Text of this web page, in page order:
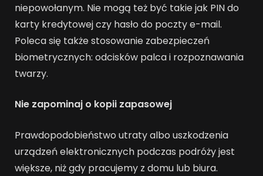
niepowołanym. Nie mogą też być takie jak PIN do
karty kredytowej czy hasło do poczty e-mail.
Poleca się także stosowanie zabezpieczeń
biometrycznych: odcisków palca i rozpoznawania
twarzy.
Nie zapominaj o kopii zapasowej
Prawdopodobieństwo utraty albo uszkodzenia
urządzeń elektronicznych podczas podróży jest
większe, niż gdy pracujemy z domu lub biura.